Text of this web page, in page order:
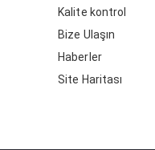
Kalite kontrol
Bize Ulaşın
Haberler
Site Haritası